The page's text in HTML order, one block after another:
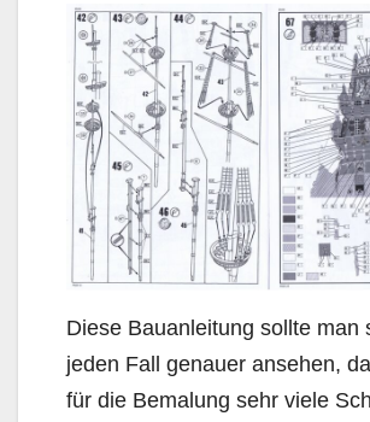
Diese Bauanleitung sollte man
jeden Fall genauer ansehen,
für die Bemalung sehr viele